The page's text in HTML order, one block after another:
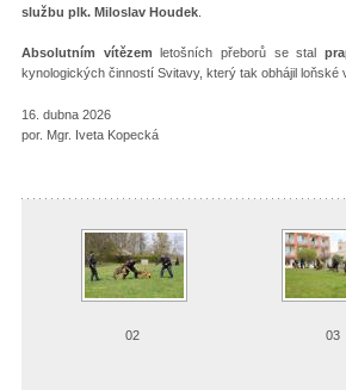
službu plk. Miloslav Houdek
Absolutním vítězem letošních přeborů se stal
kynologických činností
16. dubna 2026
por. Mgr. Iveta Kopecká
02 03